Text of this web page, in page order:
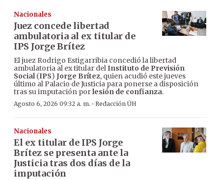
Nacionales
Juez concede libertad
ambulatoria al ex titular de
IPS Jorge Brítez
El juez Rodrigo Estigarribia concedió la libertad
ambulatoria al ex titular delInstituto de Previsión
Social(IPS) Jorge Brítez, quien acudió este jueves
último al Palacio de Justicia para ponerse a disposición
tras su imputación porlesión de confianza.
Agosto 6, 2026 09:32 a. m. · Redacción ÚH
Nacionales
El ex titular de IPS Jorge
Brítez se presenta ante la
Justicia tras dos días de la
imputación